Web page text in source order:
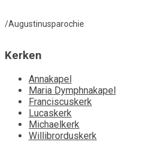
/Augustinusparochie
Kerken
Annakapel
Maria Dymphnakapel
Franciscuskerk
Lucaskerk
Michaelkerk
Willibrorduskerk